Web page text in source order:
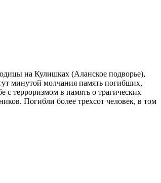
на Кулишках (Аланское подворье),
минутой молчания память погибших,
с терроризмом в память о трагических
Погибли более трехсот человек, в том